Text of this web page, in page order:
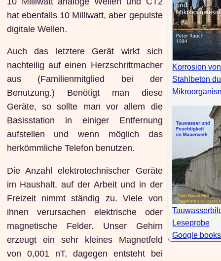
hat ebenfalls 10 Milliwatt, aber gepulste
digitale Wellen.
Auch das letztere Gerät wirkt sich
nachteilig auf einen Herzschrittmacher
aus (Familienmitglied bei der
Benutzung.) Benötigt man diese
Geräte, so sollte man vor allem die
Basisstation in einiger Entfernung
aufstellen und wenn möglich das
herkömmliche Telefon benutzen.
Die Anzahl elektrotechnischer Geräte
im Haushalt, auf der Arbeit und in der
Freizeit nimmt ständig zu. Viele von
ihnen verursachen elektrische oder
magnetische Felder. Unser Gehirn
erzeugt ein sehr kleines Magnetfeld
von 0,001 nT, dagegen entsteht bei
Korrosion
Stahlbeton
Leseprobe
Google books